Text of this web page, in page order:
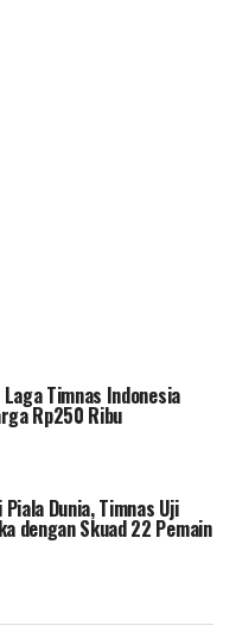
Timnas Indonesia
Rp250 Ribu
Dunia, Timnas Uji
dengan Skuad 22 Pemain